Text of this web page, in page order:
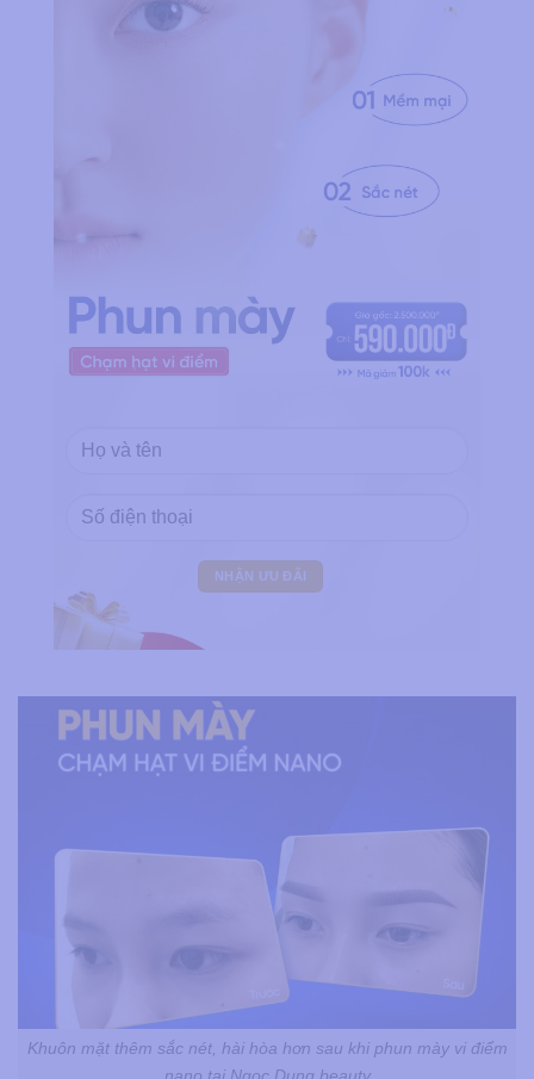
Khuôn mặt thêm sắc nét, hài hòa hơn sau khi phun mày vi điểm